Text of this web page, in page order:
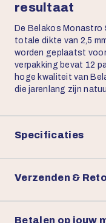
resultaat
De Belakos Monastro
totale dikte van 2,5
worden geplaatst
verpakking bevat 12
hoge kwaliteit van
die jarenlang zijn
Specificaties
Verzenden &
Betalen op jouw